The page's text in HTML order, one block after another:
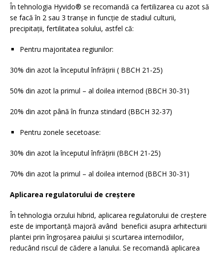
În tehnologia Hyvido® se recomandă ca fertilizarea cu azot să
se facă în 2 sau 3 tranșe in funcție de stadiul culturii,
precipitații, fertilitatea solului, astfel că:
Pentru majoritatea regiunilor:
30% din azot la începutul înfrățirii ( BBCH 21-25)
50% din azot la primul – al doilea internod (BBCH 30-31)
20% din azot până în frunza stindard (BBCH 32-37)
Pentru zonele secetoase:
30% din azot la începutul înfrățirii (BBCH 21-25)
70% din azot la primul – al doilea internod (BBCH 30-31)
Aplicarea regulatorului de creștere
În tehnologia orzului hibrid, aplicarea regulatorului de creștere
este de importanță majoră având beneficii asupra arhitecturii
plantei prin îngroșarea paiului și scurtarea internodiilor,
reducând riscul de cădere a lanului. Se recomandă aplicarea